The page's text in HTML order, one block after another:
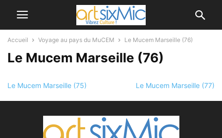
Accueil Voyage au pays du MuCEM Le Mucem Marseille (76)
Le Mucem Marseille (76)
Le Mucem Marseille (75) Le Mucem Marseille (77)